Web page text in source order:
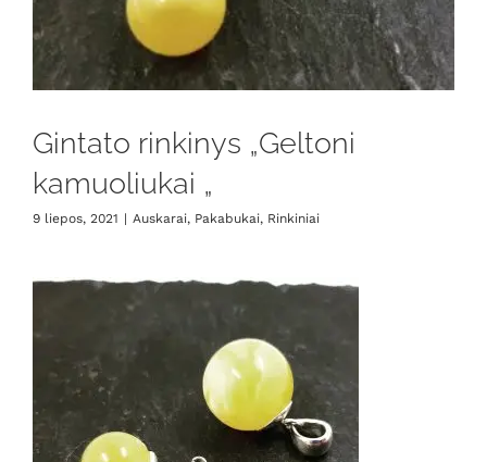
Gintato rinkinys „Geltoni
kamuoliukai „
9 liepos, 2021 | Auskarai, Pakabukai, Rinkiniai